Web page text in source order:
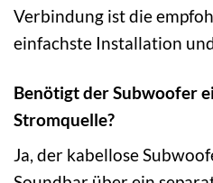
Verbindung ist die
einfachste Installation
Benötigt der Subwoofer
Stromquelle?
Ja, der kabellose